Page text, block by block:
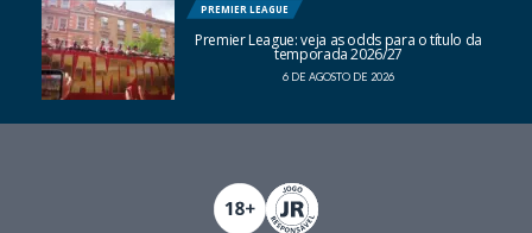
PREMIER LEAGUE
Premier League: veja as odds para o título da
temporada 2026/27
6 DE AGOSTO DE 2026